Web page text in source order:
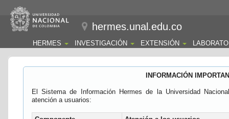
hermes.unal.edu.co
HERMES INVESTIGACIÓN EXTENSIÓN
INFORMACIÓN
El Sistema de Información Hermes de la Universidad
atención a usuarios: